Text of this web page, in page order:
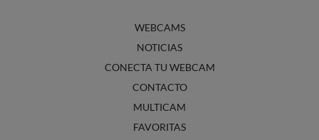
WEBCAMS
NOTICIAS
CONECTA TU WEBCAM
CONTACTO
MULTICAM
FAVORITAS